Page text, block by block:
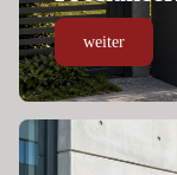
weiter